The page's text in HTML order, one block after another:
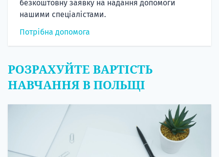
нашими спеціалістами.
РОЗРАХУЙТЕ ВАРТІСТЬ
НАВЧАННЯ В ПОЛЬЩІ